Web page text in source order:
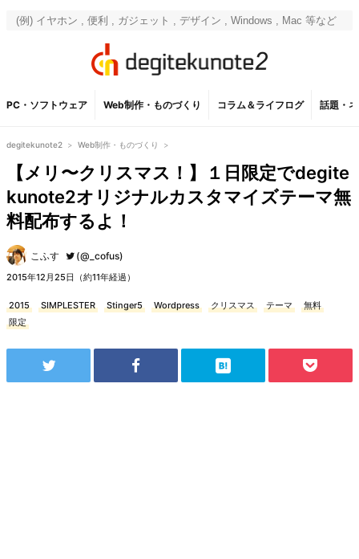
PC・ソフトウェア Web制作・ものづくり コラム＆ライフログ 話題・
degitekunote2 > Web制作・ものづくり >
【メリ〜クリスマス！】１日限定でdegite
kunote2オリジナルカスタマイズテーマ無
料配布するよ！
こふす (@_cofus)
2015年12月25日（約11年経過）
2015 SIMPLESTER Stinger5 Wordpress クリスマス テーマ
無料
限定